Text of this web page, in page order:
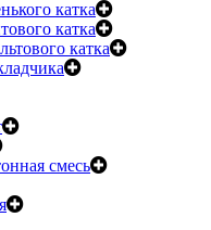
катка
катка
катка
смесь